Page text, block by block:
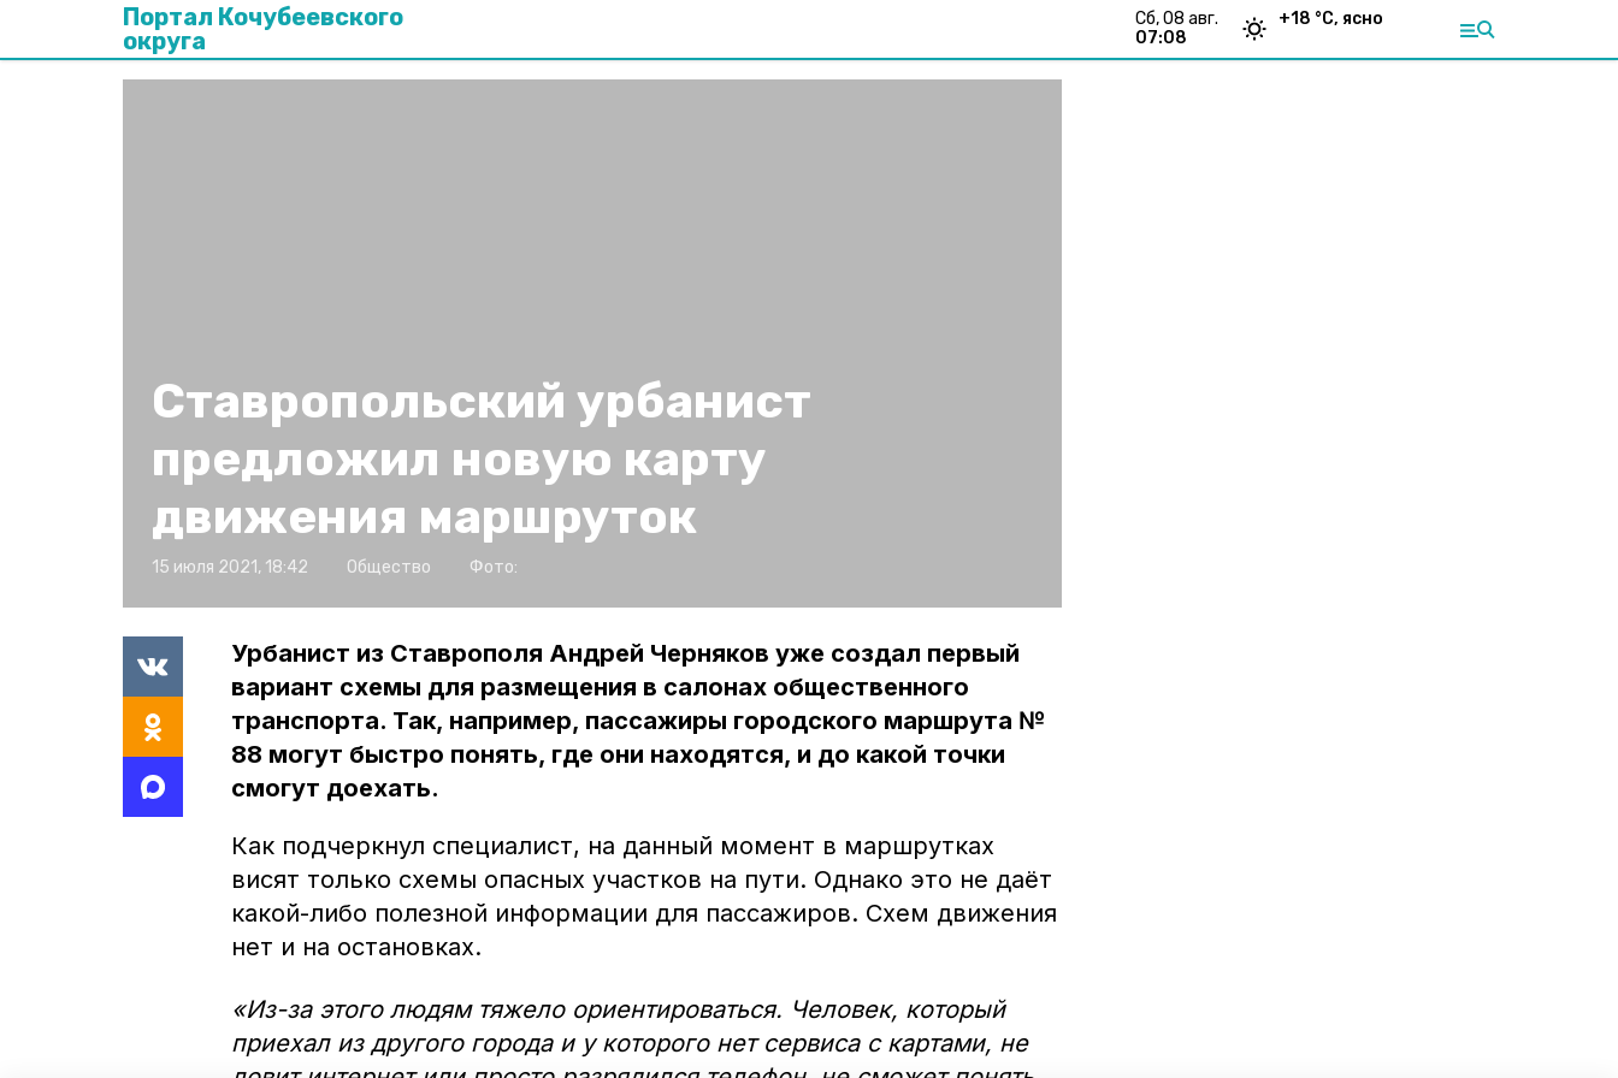
Портал Кочубеевского
округа
сб, 08 авг.
07:08
+18 °С, ясно
Ставропольский урбанист
предложил новую карту
движения маршруток
15 июля 2021, 18:42 Общество Фото:
Урбанист из Ставрополя Андрей Черняков уже создал первый
вариант схемы для размещения в салонах общественного
транспорта. Так, например, пассажиры городского маршрута №
88 могут быстро понять, где они находятся, и до какой точки
смогут доехать.
Как подчеркнул специалист, на данный момент в маршрутках
висят только схемы опасных участков на пути. Однако это не даёт
какой-либо полезной информации для пассажиров. Схем движения
нет и на остановках.
«Из-за этого людям тяжело ориентироваться. Человек, который
приехал из другого города и у которого нет сервиса с картами, не